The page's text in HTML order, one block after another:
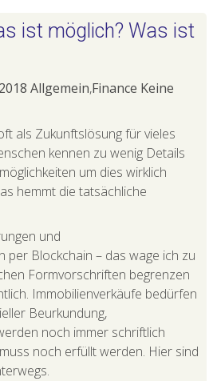
ist möglich? Was ist
Allgemein,Finance Keine
als Zukunftslösung für vieles
kennen zu wenig Details
um dies wirklich
hemmt die tatsächliche
und
per Blockchain – das wage ich zu
Formvorschriften begrenzen
Immobilienverkäufe bedürfen
Beurkundung,
noch immer schriftlich
noch erfüllt werden. Hier sind